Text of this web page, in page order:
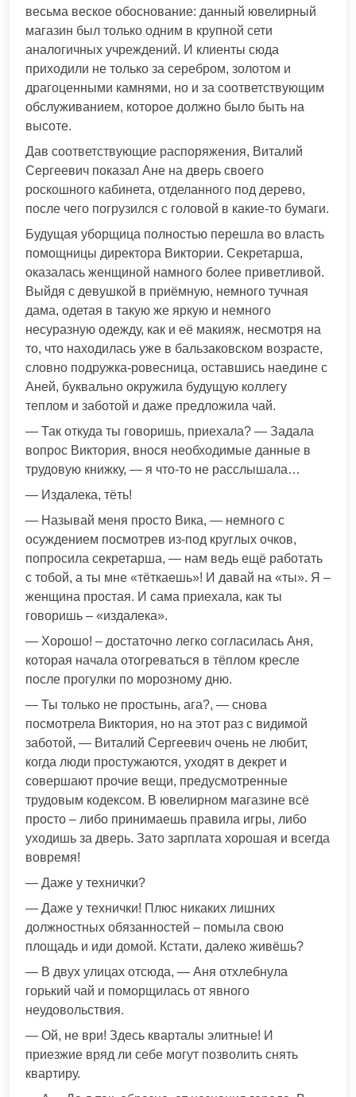
весьма веское обоснование: данный ювелирный
магазин был только одним в крупной сети
аналогичных учреждений. И клиенты сюда
приходили не только за серебром, золотом и
драгоценными камнями, но и за соответствующим
обслуживанием, которое должно было быть на
высоте.
Дав соответствующие распоряжения, Виталий
Сергеевич показал Ане на дверь своего
роскошного кабинета, отделанного под дерево,
после чего погрузился с головой в какие-то бумаги.
Будущая уборщица полностью перешла во власть
помощницы директора Виктории. Секретарша,
оказалась женщиной намного более приветливой.
Выйдя с девушкой в приёмную, немного тучная
дама, одетая в такую же яркую и немного
несуразную одежду, как и её макияж, несмотря на
то, что находилась уже в бальзаковском возрасте,
словно подружка-ровесница, оставшись наедине с
Аней, буквально окружила будущую коллегу
теплом и заботой и даже предложила чай.
— Так откуда ты говоришь, приехала? — Задала
вопрос Виктория, внося необходимые данные в
трудовую книжку, — я что-то не расслышала…
— Издалека, тёть!
— Называй меня просто Вика, — немного с
осуждением посмотрев из-под круглых очков,
попросила секретарша, — нам ведь ещё работать
с тобой, а ты мне «тёткаешь»! И давай на «ты». Я –
женщина простая. И сама приехала, как ты
говоришь – «издалека».
— Хорошо! – достаточно легко согласилась Аня,
которая начала отогреваться в тёплом кресле
после прогулки по морозному дню.
— Ты только не простынь, ага?, — снова
посмотрела Виктория, но на этот раз с видимой
заботой, — Виталий Сергеевич очень не любит,
когда люди простужаются, уходят в декрет и
совершают прочие вещи, предусмотренные
трудовым кодексом. В ювелирном магазине всё
просто – либо принимаешь правила игры, либо
уходишь за дверь. Зато зарплата хорошая и всегда
вовремя!
— Даже у технички?
— Даже у технички! Плюс никаких лишних
должностных обязанностей – помыла свою
площадь и иди домой. Кстати, далеко живёшь?
— В двух улицах отсюда, — Аня отхлебнула
горький чай и поморщилась от явного
неудовольствия.
— Ой, не ври! Здесь кварталы элитные! И
приезжие вряд ли себе могут позволить снять
квартиру.